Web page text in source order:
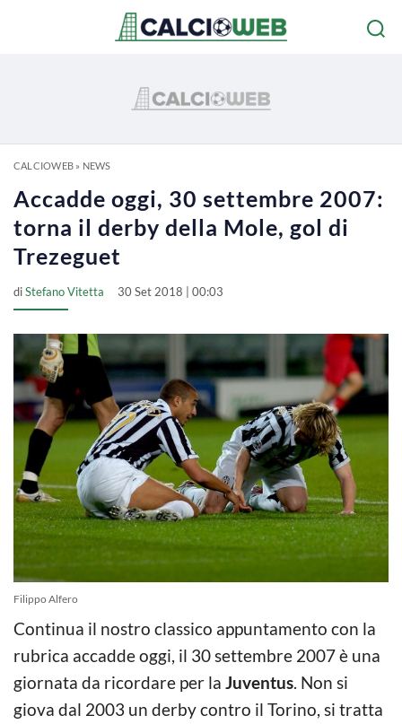
CALCIOWEB» NEWS
Accadde oggi, 30 settembre 2007:
torna il derby della Mole, gol di
Trezeguet
diStefano Vitetta 30 Set 2018 | 00:03
Filippo Alfero
Continua il nostro classico appuntamento con la
rubrica accadde oggi, il 30 settembre 2007 è una
giornata da ricordare per la Juventus. Non si
giova dal 2003 un derby contro il Torino, si tratta